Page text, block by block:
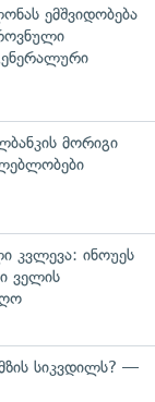
ემშვიდობება
მორიგი
კვლევა: ინოუეს
ველის
სიკვდილს? —